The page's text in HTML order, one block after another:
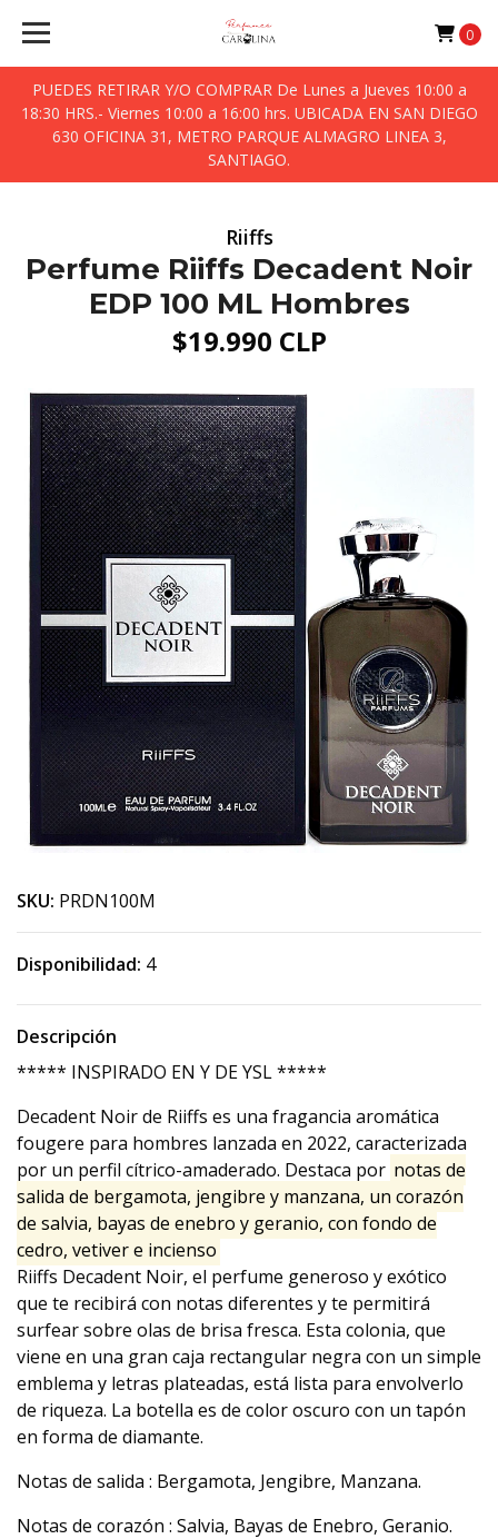
PUEDES RETIRAR Y/O COMPRAR De Lunes a Jueves 10:00 a
18:30 HRS.- Viernes 10:00 a 16:00 hrs. UBICADA EN SAN DIEGO
630 OFICINA 31, METRO PARQUE ALMAGRO LINEA 3,
SANTIAGO.
0
Riiffs
Perfume Riiffs Decadent Noir
EDP 100 ML Hombres
$19.990 CLP
SKU: PRDN100M
Disponibilidad: 4
Descripción
***** INSPIRADO EN Y DE YSL *****
Decadent Noir de Riiffs es una fragancia aromática
fougere para hombres lanzada en 2022, caracterizada
por un perfil cítrico-amaderado. Destaca por notas de
salida de bergamota, jengibre y manzana, un corazón
de salvia, bayas de enebro y geranio, con fondo de
cedro, vetiver e incienso
Riiffs Decadent Noir, el perfume generoso y exótico
que te recibirá con notas diferentes y te permitirá
surfear sobre olas de brisa fresca. Esta colonia, que
viene en una gran caja rectangular negra con un simple
emblema y letras plateadas, está lista para envolverlo
de riqueza. La botella es de color oscuro con un tapón
en forma de diamante.
Notas de salida : Bergamota, Jengibre, Manzana.
Notas de corazón : Salvia, Bayas de Enebro, Geranio.